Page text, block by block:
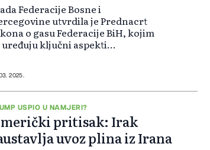
Federacije Bosne i
utvrdila je Prednacrt
o gasu Federacije BiH, kojim
uređuju ključni aspekti
prirodnim gasom.
2025.
USPIO U NAMJERI?
pritisak: Irak
uvoz plina iz Irana